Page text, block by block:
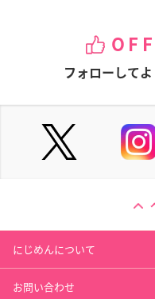
フォローして
にじめんについて
お問い合わせ